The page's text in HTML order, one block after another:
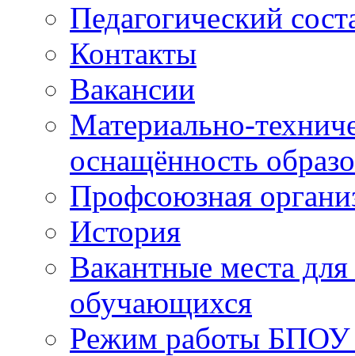
Педагогический
Контакты
Вакансии
Материально-
оснащённость
Профсоюзная
История
Вакантные места
обучающихся
Режим работы